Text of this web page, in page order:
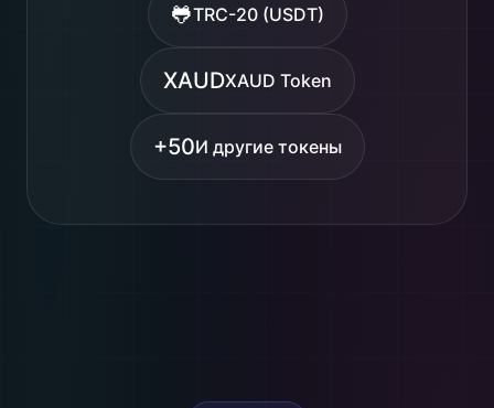
🐸TRC-20 (USDT)
XAUDXAUD Token
+50И другие токены